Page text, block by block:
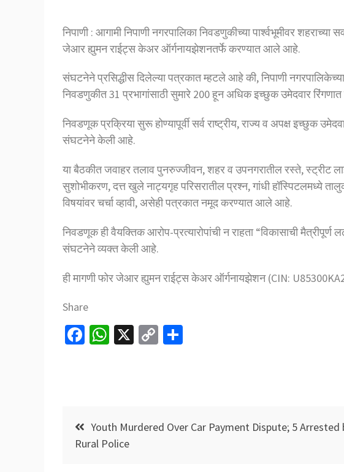
निपाणी : आगामी निपाणी नगरपालिका निवडणुकीच्या पार्श्वभूमीवर
जेआर ह्युमन राईट्स केअर ऑर्गनायझेशनतर्फे करण्यात आले आहे.
संघटनेने प्रसिद्धीस दिलेल्या पत्रकात म्हटले आहे की, निपाणी
निवडणुकीत 31 प्रभागांसाठी सुमारे 200 हून अधिक इच्छुक उमेदवार
निवडणूक प्रक्रिया सुरू होण्यापूर्वी सर्व राष्ट्रीय, राज्य व अपक्ष इच्छुक
संघटनेने केली आहे.
या बैठकीत जवाहर तलाव पुनरुज्जीवन, शहर व उपनगरातील रस्ते, स्ट्रीट
सुशोभीकरण, दत्त खुले नाट्यगृह परिसरातील प्रश्न, गांधी हॉस्पिटलमध्ये
विषयांवर चर्चा व्हावी, असेही पत्रकात नमूद करण्यात आले आहे.
निवडणूक ही वैयक्तिक आरोप-प्रत्यारोपांची न राहता “विकासाची मैत्रीपूर्ण
संघटनेने व्यक्त केली आहे.
ही मागणी फोर जेआर ह्युमन राईट्स केअर ऑर्गनायझेशन (CIN:
Share
Fa
k
W
p
X
C
n
Post
navigation
Youth Murdered Over Car Payment Dispute; 5 Arrested
Rural Police